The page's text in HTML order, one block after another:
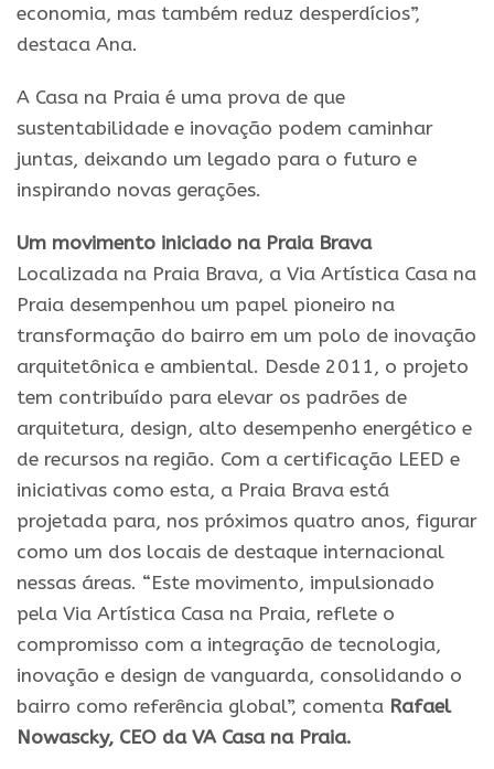
economia, mas também reduz desperdícios”,
destaca Ana.
A Casa na Praia é uma prova de que
sustentabilidade e inovação podem caminhar
juntas, deixando um legado para o futuro e
inspirando novas gerações.
Um movimento iniciado na Praia Brava
Localizada na Praia Brava, a Via Artística Casa na
Praia desempenhou um papel pioneiro na
transformação do bairro em um polo de inovação
arquitetônica e ambiental. Desde 2011, o projeto
tem contribuído para elevar os padrões de
arquitetura, design, alto desempenho energético e
de recursos na região. Com a certificação LEED e
iniciativas como esta, a Praia Brava está
projetada para, nos próximos quatro anos, figurar
como um dos locais de destaque internacional
nessas áreas. “Este movimento, impulsionado
pela Via Artística Casa na Praia, reflete o
compromisso com a integração de tecnologia,
inovação e design de vanguarda, consolidando o
bairro como referência global”, comenta Rafael
Nowascky, CEO da VA Casa na Praia.